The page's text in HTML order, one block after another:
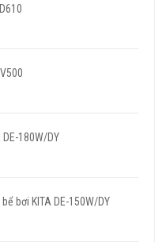
180W/DY
bơi KITA DE-150W/DY